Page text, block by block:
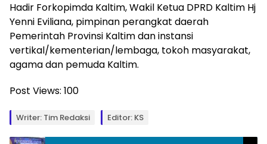
Hadir Forkopimda Kaltim, Wakil Ketua DPRD Kaltim Hj
Yenni Eviliana, pimpinan perangkat daerah
Pemerintah Provinsi Kaltim dan instansi
vertikal/kementerian/lembaga, tokoh masyarakat,
agama dan pemuda Kaltim.
Post Views: 100
Writer: Tim Redaksi Editor: KS